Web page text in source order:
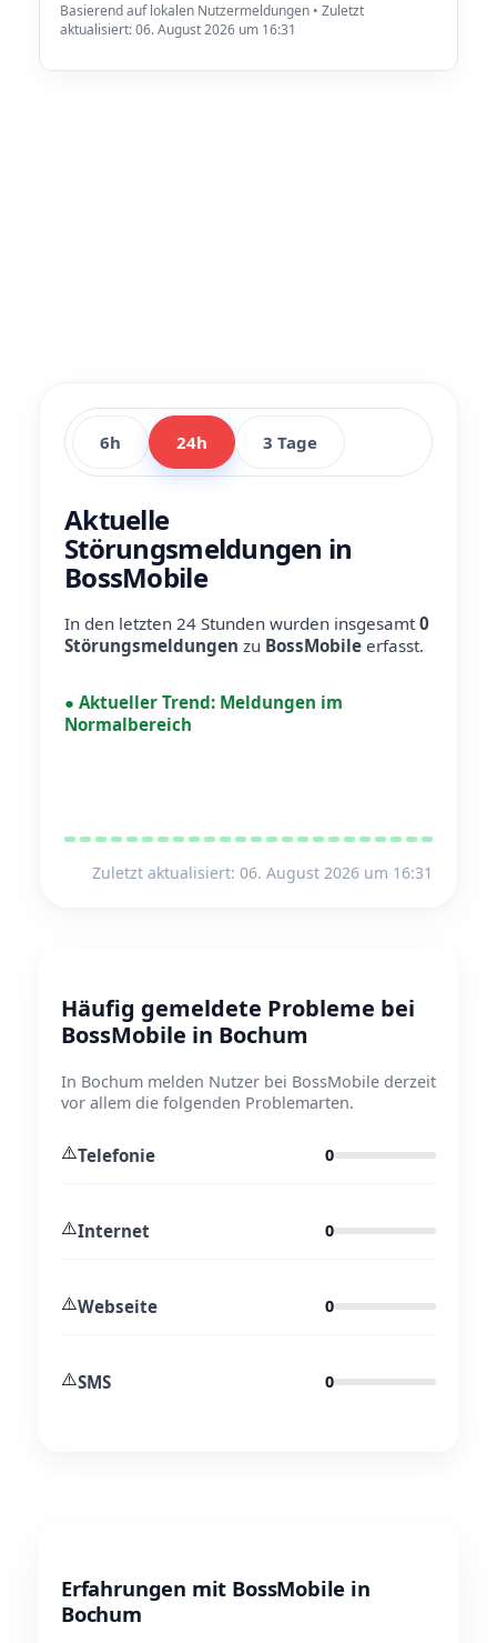
Basierend auf lokalen Nutzermeldungen • Zuletzt
aktualisiert: 06. August 2026 um 16:31
6h 24h 3 Tage
Aktuelle
Störungsmeldungen in
BossMobile
In den letzten 24 Stunden wurden insgesamt0
Störungsmeldungen zu BossMobile erfasst.
● Aktueller Trend: Meldungen im
Normalbereich
Zuletzt aktualisiert: 06. August 2026 um 16:31
Häufig gemeldete Probleme bei
BossMobile in Bochum
In Bochum melden Nutzer bei BossMobile derzeit
vor allem die folgenden Problemarten.
⚠️Telefonie 0
⚠️Internet 0
⚠️Webseite 0
⚠️SMS 0
Erfahrungen mit BossMobile in
Bochum